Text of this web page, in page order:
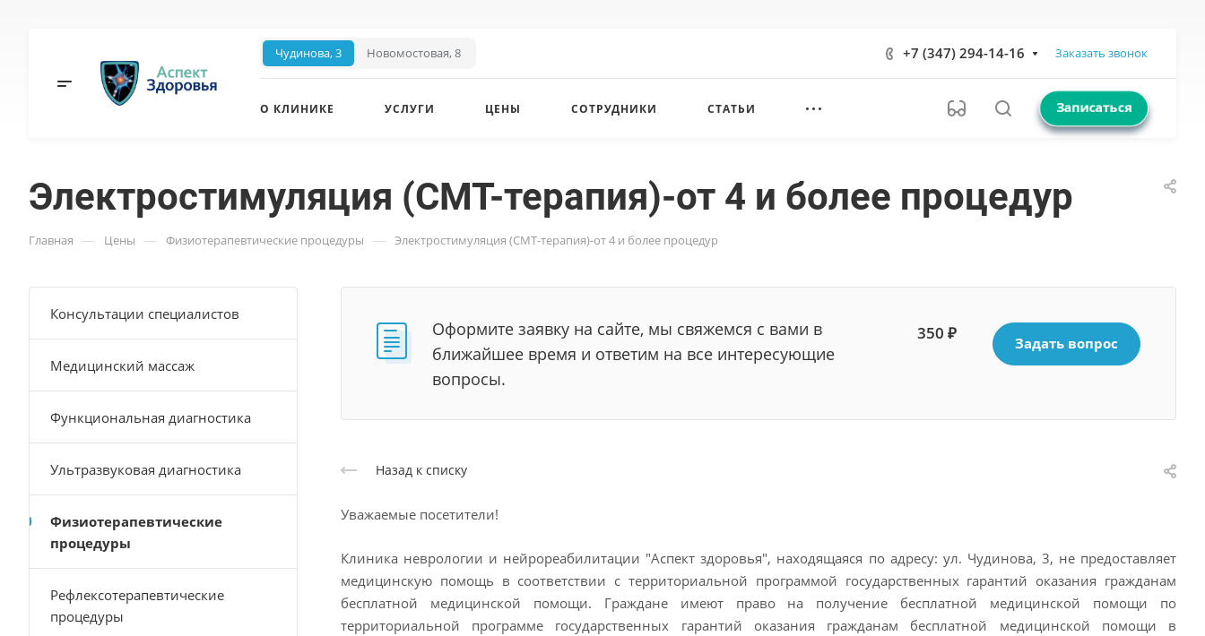
Чудинова, 3 Новомостовая, 8 +7 (347) 294-14-16 Заказать звонок
О КЛИНИКЕ УСЛУГИ ЦЕНЫ СОТРУДНИКИ СТАТЬИ Записаться
Электростимуляция (СМТ-терапия)-от 4 и более процедур
Главная — Цены — Физиотерапевтические процедуры — Электростимуляция (СМТ-терапия)-от 4 и более процедур
Оформите заявку на сайте, мы свяжемся с вами в
ближайшее время и ответим на все интересующие
вопросы.
350 ₽ Задать вопрос
Назад к списку
Уважаемые посетители!
Клиника неврологии и нейрореабилитации "Аспект здоровья", находящаяся по адресу: ул. Чудинова, 3, не предоставляет
медицинскую помощь в соответствии с территориальной программой государственных гарантий оказания гражданам
бесплатной медицинской помощи. Граждане имеют право на получение бесплатной медицинской помощи по
территориальной программе государственных гарантий оказания гражданам бесплатной медицинской помощи в
Консультации специалистов
Медицинский массаж
Функциональная диагностика
Ультразвуковая диагностика
Физиотерапевтические
процедуры
Рефлексотерапевтические
процедуры